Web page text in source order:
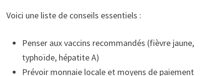
Voici une liste de conseils essentiels :
Penser aux vaccins recommandés (fièvre jaune,
typhoïde, hépatite A)
Prévoir monnaie locale et moyens de paiement